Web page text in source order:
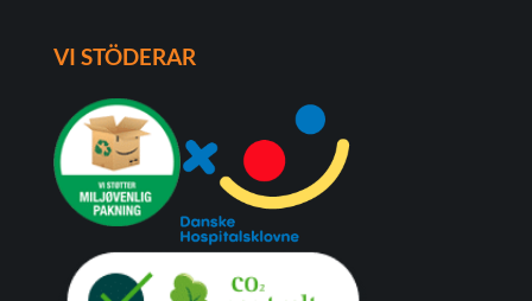
VI STÖDERAR